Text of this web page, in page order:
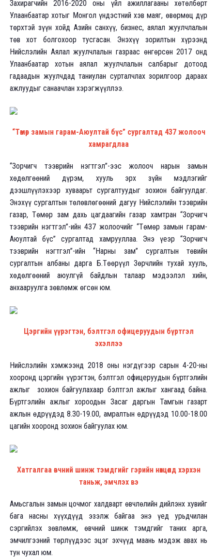
Захирагчийн 2016-2020 оны үйл ажиллагааны хөтөлбөрт
Улаанбаатар хотыг Монгол үндэстний хэв маяг, өвөрмөц дүр
төрхтэй зүүн хойд Азийн санхүү, бизнес, аялал жуулчлалын
төв хот болгохоор тусгасан. Энэхүү зорилтын хүрээнд
Нийслэлийн Аялал жуулчлалын газраас өнгөрсөн 2017 онд
Улаанбаатар хотын аялал жуулчлалын салбарыг дотоод
гадаадын жуулчдад таниулан сурталчлах зорилгоор дараах
ажлуудыг санаачлан хэрэгжүүллээ.
“Төмөр замын гарам-Аюултай бүс” сургалтад 437 жолооч
хамрагдлаа
“Зорчигч тээврийн нэгтгэл”-ээс жолооч нарын замын
хөдөлгөөний дүрэм, хууль эрх зүйн мэдлэгийг
дээшлүүлэхээр хуваарьт сургалтуудыг зохион байгуулдаг.
Энэхүү сургалтын төлөвлөгөөний дагуу Нийслэлийн тээврийн
газар, Төмөр зам дахь цагдаагийн газар хамтран “Зорчигч
тээврийн нэгтгэл”-ийн 437 жолоочийг “Төмөр замын гарам-
Аюултай бүс” сургалтад хамрууллаа. Энэ үеэр “Зорчигч
тээврийн нэгтгэл”-ийн “Нарны зам” сургалтын төвийн
сургалтын албаны дарга Б.Төөрүүл Зөрчлийн тухай хууль,
хөдөлгөөний аюулгүй байдлын талаар мэдээлэл хийн,
анхааруулга зөвлөмж өгсөн юм.
Цэргийн үүрэгтэн, бэлтгэл офицеруудын бүртгэл
эхэллээ
Нийслэлийн хэмжээнд 2018 оны нэгдүгээр сарын 4-20-ны
хооронд цэргийн үүрэгтэн, бэлтгэл офицеруудын бүртгэлийн
ажлыг зохион байгуулахаар бэлтгэл ажлыг хангаад байна.
Бүртгэлийн ажлыг хороодын Засаг даргын Тамгын газарт
ажлын өдрүүдэд 8.30-19.00, амралтын өдрүүдэд 10.00-18.00
цагийн хооронд зохион байгуулах юм.
Хатгалгаа өвчний шинж тэмдгийг гэрийн нөхцөлд хэрхэн
таньж, эмчлэх вэ
Амьсгалын замын цочмог халдварт өвчлөлийн дийлэнх хувийг
бага насны хүүхдүүд эзэлж байгаа энэ үед урьдчилан
сэргийлэх зөвлөмж, өвчний шинж тэмдгийг таних арга,
эмчилгээний төрлүүдээс эцэг эхчүүд маань мэдэж авах нь
тун чухал юм.